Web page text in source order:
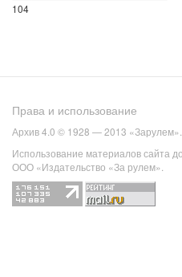
104
Права и использование
Архив 4.0 © 1928 — 2013
Использование материалов сайта
ООО «Издательство «За рулем».